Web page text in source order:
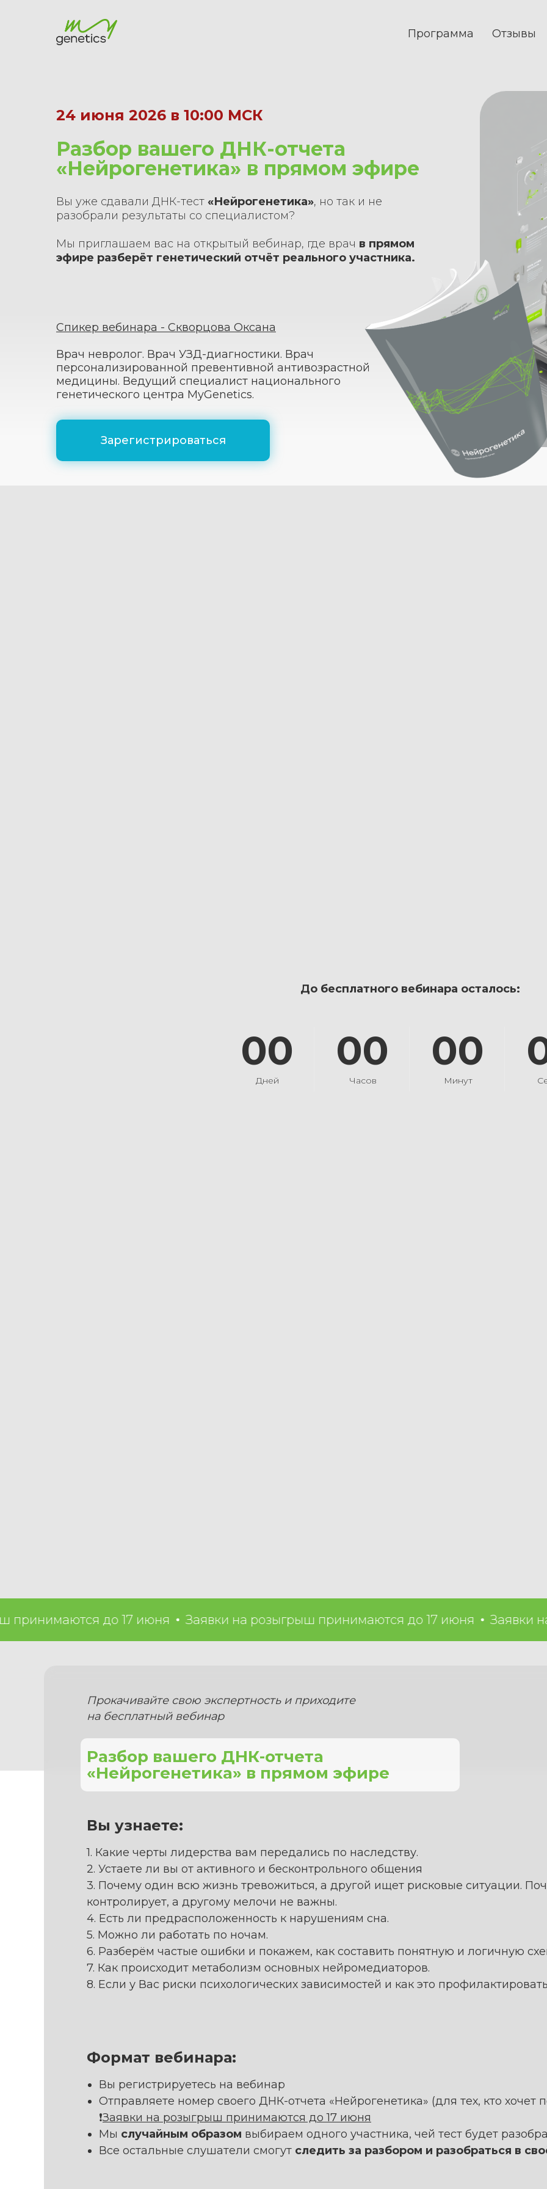
Программа Отзывы
Разбор вашего ДНК-отчета
«Нейрогенетика» в прямом эфире
Вы уже сдавали ДНК-тест «Нейрогенетика», но так и не
разобрали результаты со специалистом?
Мы приглашаем вас на открытый вебинар, где врач в прямом
эфире разберёт генетический отчёт реального участника.
24 июня 2026 в 10:00 МСК
Спикер вебинара - Скворцова Оксана
Врач невролог. Врач УЗД-диагностики. Врач
персонализированной превентивной антивозрастной
медицины. Ведущий специалист национального
генетического центра MyGenetics.
Зарегистрироваться
До бесплатного вебинара осталось:
00
Дней
00
Часов
00
Минут
до 17 июня Заявки на розыгрыш принимаются до 17 июня Заявки на
Разбор вашего ДНК-отчета
«Нейрогенетика» в прямом эфире
Прокачивайте свою экспертность и приходите
на бесплатный вебинар
Вы узнаете:
1. Какие черты лидерства вам передались по наследству.
2. Устаете ли вы от активного и бесконтрольного общения
3. Почему один всю жизнь тревожиться, а другой ищет рисковые ситуации.
контролирует, а другому мелочи не важны.
4. Есть ли предрасположенность к нарушениям сна.
5. Можно ли работать по ночам.
6. Разберём частые ошибки и покажем, как составить понятную и логичную
7. Как происходит метаболизм основных нейромедиаторов.
8. Если у Вас риски психологических зависимостей и как это
Формат вебинара:
Вы регистрируетесь на вебинар
Отправляете номер своего ДНК-отчета «Нейрогенетика» (для тех, кто хочет
❗️Заявки на розыгрыш принимаются до 17 июня
Мы случайным образом выбираем одного участника, чей тест будет
Все остальные слушатели смогут следить за разбором и разобраться в